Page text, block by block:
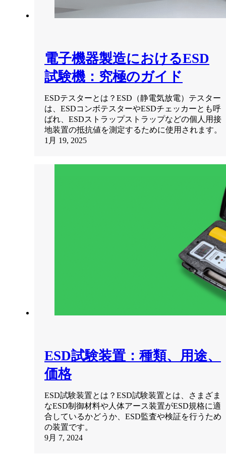
電子機器製造におけるESD
試験機：究極のガイド
ESDテスターとは？ESD（静電気放電）テスター
は、ESDコンボテスターやESDチェッカーとも呼
ばれ、ESDストラップストラップなどの個人用接
地装置の抵抗値を測定するために使用されます。
1月 19, 2025
ESD試験装置：種類、用途、
価格
ESD試験装置とは？ESD試験装置とは、さまざま
なESD制御材料や人体アース装置がESD規格に適
合しているかどうか、ESD監査や検証を行うため
の装置です。
9月 7, 2024